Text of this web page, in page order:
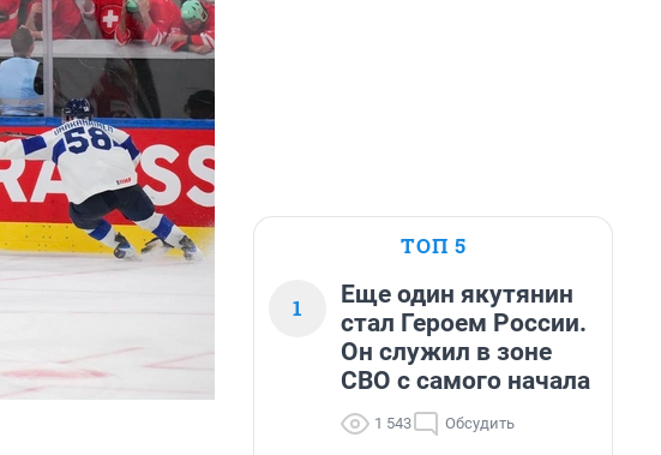
ТОП 5
1
Еще один якутянин
стал Героем России.
Он служил в зоне
СВО с самого начала
1 543 Обсудить